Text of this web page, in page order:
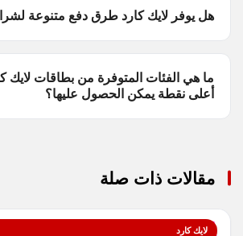
هل يوفر لايك كارد طرق دفع متنوعة
ما هي الفئات المتوفرة من بطاقات لايك
أعلى نقطة يمكن الحصول عليها؟
مقالات ذات صلة
لايك كارد